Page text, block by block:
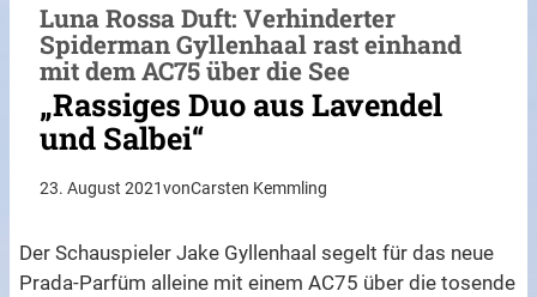
Luna Rossa Duft: Verhinderter
Spiderman Gyllenhaal rast einhand
mit dem AC75 über die See
„Rassiges Duo aus Lavendel
und Salbei“
23. August 2021vonCarsten Kemmling
Der Schauspieler Jake Gyllenhaal segelt für das neue
Prada-Parfüm alleine mit einem AC75 über die tosende